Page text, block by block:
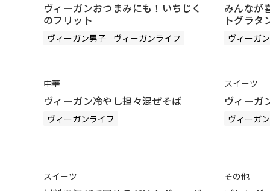
ヴィーガンおつまみにも！いちじく
のフリット
ヴィーガン男子 ヴィーガンライフ
みんなが
トグラタ
ヴィーガ
中華
ヴィーガン冷やし担々混ぜそば
ヴィーガンライフ
スイーツ
ヴィーガ
ヴィーガ
スイーツ その他